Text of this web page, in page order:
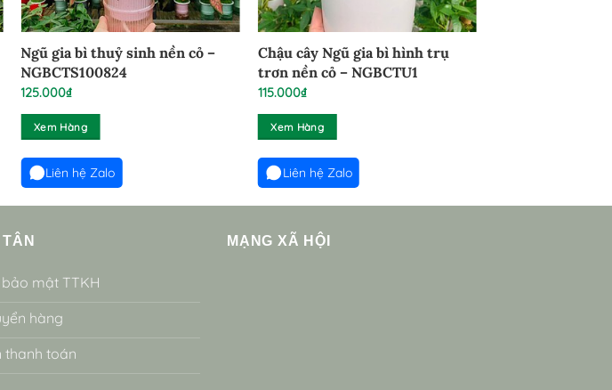
Ngũ gia bì thuỷ sinh nền cỏ –
NGBCTS100824
125.000₫
Xem Hàng
Liên hệ Zalo
Chậu cây Ngũ gia bì hình trụ
trơn nền cỏ – NGBCTU1
115.000₫
Xem Hàng
Liên hệ Zalo
bảo mật TTKH
hàng
thanh toán
MẠNG XÃ HỘI